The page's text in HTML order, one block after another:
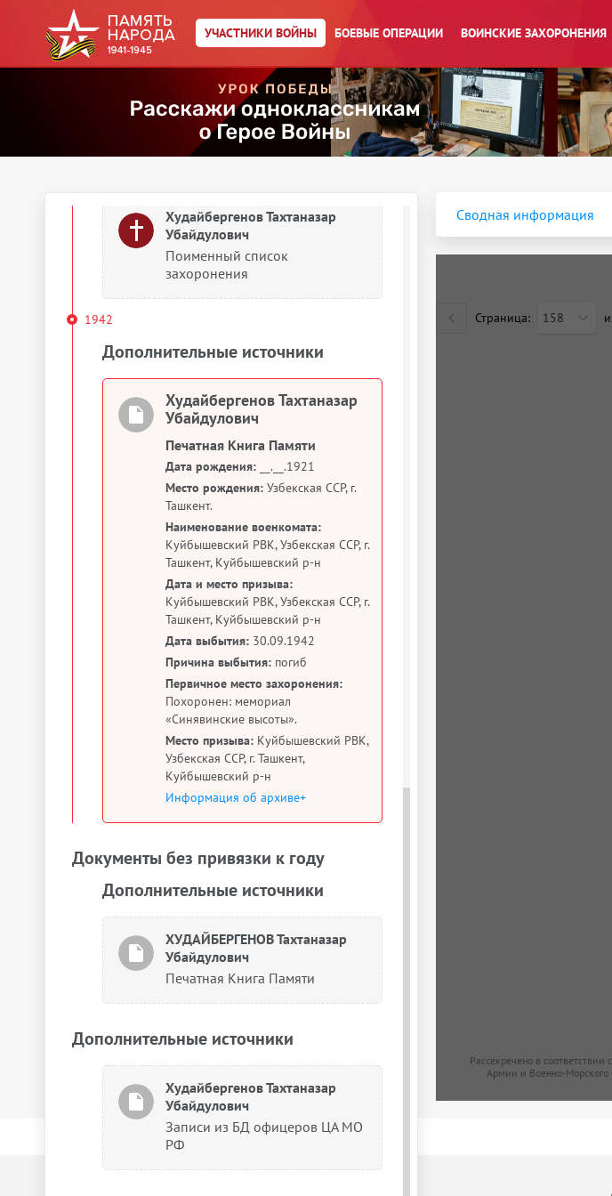
УЧАСТНИКИ ВОЙНЫ БОЕВЫЕ ОПЕРАЦИИ ВОИНСКИЕ ЗАХОРОНЕНИЯ
Поименный список
захоронения
Худайбергенов Тахтаназар
Убайдулович
Поименный список
захоронения
Худайбергенов Тахтаназар
Убайдулович
Поименный список
захоронения
1942
Дополнительные источники
Худайбергенов Тахтаназар
Убайдулович
Печатная Книга Памяти
Дата рождения: __.__.1921
Место рождения: Узбекская ССР, г.
Ташкент.
Наименование военкомата:
Куйбышевский РВК, Узбекская ССР, г.
Ташкент, Куйбышевский р-н
Дата и место призыва:
Куйбышевский РВК, Узбекская ССР, г.
Ташкент, Куйбышевский р-н
Дата выбытия: 30.09.1942
Причина выбытия: погиб
Первичное место захоронения:
Похоронен: мемориал
«Синявинские высоты».
Место призыва: Куйбышевский РВК,
Узбекская ССР, г. Ташкент,
Куйбышевский р-н
Информация об архиве+
Документы без привязки к году
Дополнительные источники
ХУДАЙБЕРГЕНОВ Тахтаназар
Убайдулович
Печатная Книга Памяти
Дополнительные источники
Худайбергенов Тахтаназар
Убайдулович
Записи из БД офицеров ЦА МО
РФ
Сводная информация
Страница: 158
Рассекречено в
Армии и Военно-